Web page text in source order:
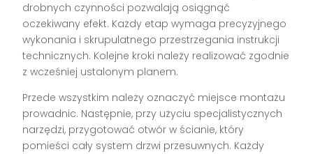
drobnych czynności pozwalają osiągnąć
oczekiwany efekt. Każdy etap wymaga precyzyjnego
wykonania i skrupulatnego przestrzegania instrukcji
technicznych. Kolejne kroki należy realizować zgodnie
z wcześniej ustalonym planem.
Przede wszystkim należy oznaczyć miejsce montażu
prowadnic. Następnie, przy użyciu specjalistycznych
narzędzi, przygotować otwór w ścianie, który
pomieści cały system drzwi przesuwnych. Każdy